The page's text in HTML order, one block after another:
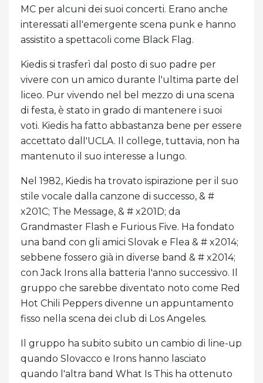
MC per alcuni dei suoi concerti. Erano anche
interessati all'emergente scena punk e hanno
assistito a spettacoli come Black Flag.
Kiedis si trasferì dal posto di suo padre per
vivere con un amico durante l'ultima parte del
liceo. Pur vivendo nel bel mezzo di una scena
di festa, è stato in grado di mantenere i suoi
voti. Kiedis ha fatto abbastanza bene per essere
accettato dall'UCLA. Il college, tuttavia, non ha
mantenuto il suo interesse a lungo.
Nel 1982, Kiedis ha trovato ispirazione per il suo
stile vocale dalla canzone di successo, & #
x201C; The Message, & # x201D; da
Grandmaster Flash e Furious Five. Ha fondato
una band con gli amici Slovak e Flea & # x2014;
sebbene fossero già in diverse band & # x2014;
con Jack Irons alla batteria l'anno successivo. Il
gruppo che sarebbe diventato noto come Red
Hot Chili Peppers divenne un appuntamento
fisso nella scena dei club di Los Angeles.
Il gruppo ha subito subito un cambio di line-up
quando Slovacco e Irons hanno lasciato
quando l'altra band What Is This ha ottenuto